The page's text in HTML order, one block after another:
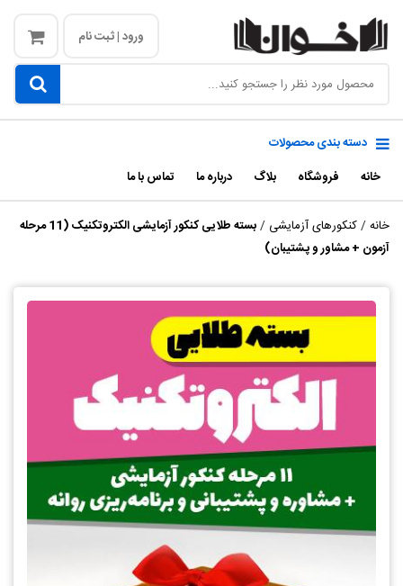
ورود | ثبت نام
دسته بندی محصولات
خانه
فروشگاه بلاگ درباره ما تماس با ما
خانه/کنکورهای آزمایشی /
بسته طلایی کنکور آزمایشی الکتروتکنیک (11 مرحله
آزمون + مشاور و پشتیبان)